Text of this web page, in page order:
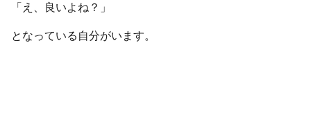
「え、良いよね？」
となっている自分がいます。